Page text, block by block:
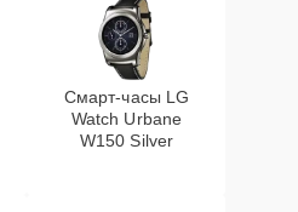
Смарт-часы LG
Watch Urbane
W150 Silver